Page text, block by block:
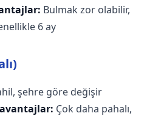
Bulmak zor olabilir,
6 ay
şehre göre değişir
Çok daha pahalı,